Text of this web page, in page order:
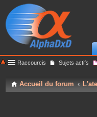
Raccourcis Sujets actifs
Accueil du forum